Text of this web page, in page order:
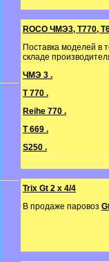
ROCO ЧМЭ3, T770,
Поставка моделей в
складе
ЧМЭ 3 .
T 770 .
Reihe 770 .
T 669 .
S250 .
Trix Gt 2 х 4/4
В продаже паровоз